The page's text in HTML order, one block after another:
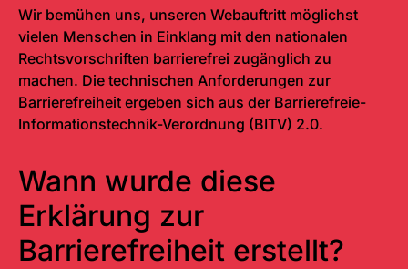
Wir bemühen uns, unseren Webauftritt möglichst
vielen Menschen in Einklang mit den nationalen
Rechtsvorschriften barrierefrei zugänglich zu
machen. Die technischen Anforderungen zur
Barrierefreiheit ergeben sich aus der Barrierefreie-
Informationstechnik-Verordnung (BITV) 2.0.
Wann wurde diese
Erklärung zur
Barrierefreiheit erstellt?